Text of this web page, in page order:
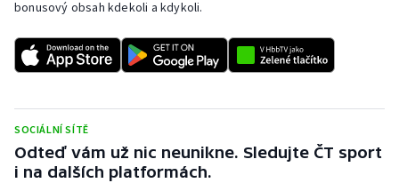
bonusový obsah kdekoli a kdykoli.
SOCIÁLNÍ SÍTĚ
Odteď vám už nic neunikne. Sledujte ČT sport
i na dalších platformách.